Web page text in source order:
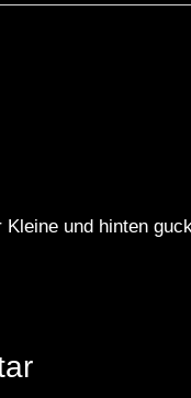
und hinten